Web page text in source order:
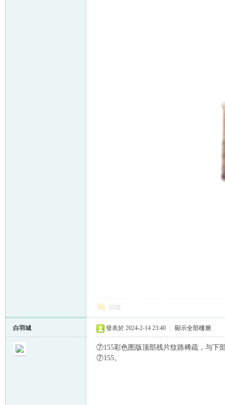
回復
白羽城 發表於 2024-2-14 23:40 顯示全部樓層
⑦155彩色图版顶部残片纹路稀疏，与下
⑦155。